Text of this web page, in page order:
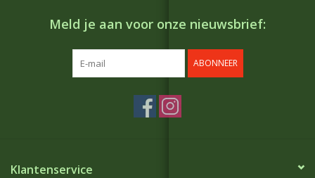
Meld je aan voor onze nieuwsbrief:
ABONNEER
Klantenservice